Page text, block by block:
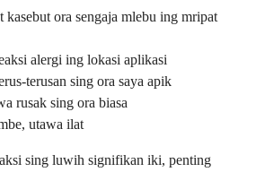
kasebut ora sengaja mlebu ing mripat
alergi ing lokasi aplikasi
terusan sing ora saya apik
rusak sing ora biasa
utawa ilat
sing luwih signifikan iki, penting